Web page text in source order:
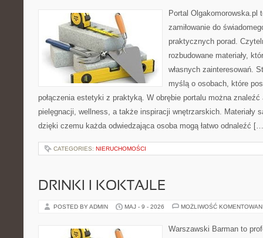
Portal Olgakomorowska.pl
zamiłowanie do
praktycznych porad.
rozbudowane materiały,
własnych zainteresowań.
myślą o osobach, które
połączenia estetyki z praktyką. W obrębie portalu można
pielęgnacji, wellness, a także inspiracji wnętrzarskich. Materiały
dzięki czemu każda odwiedzająca osoba mogą łatwo odnaleźć
CATEGORIES: NIERUCHOMOŚCI
DRINKI I KOKTAJLE
POSTED BY ADMIN MAJ - 9 - 2026 MOŻLIWOŚĆ
Warszawski Barman to